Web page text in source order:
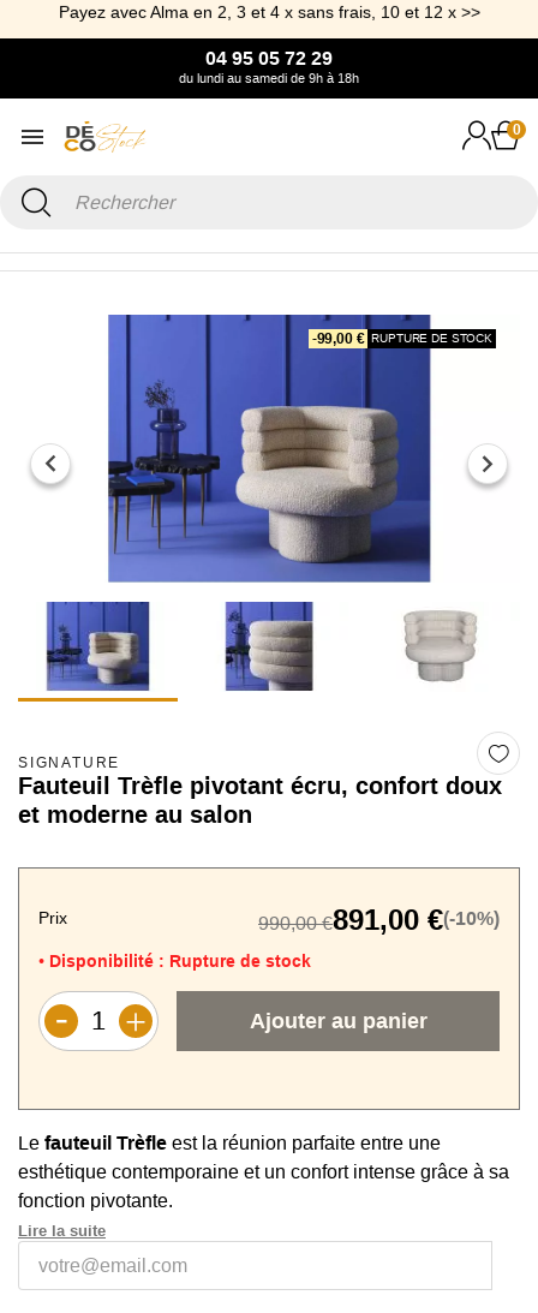
Payez avec Alma en 2, 3 et 4 x sans frais, 10 et 12 x >>
04 95 05 72 29
du lundi au samedi de 9h à 18h
0
-99,00 € RUPTURE DE STOCK
SIGNATURE
Fauteuil Trèfle pivotant écru, confort doux
et moderne au salon
Prix 990,00 €891,00 €(-10%)
• Disponibilité : Rupture de stock
Ajouter au panier
Le fauteuil Trèfle est la réunion parfaite entre une
esthétique contemporaine et un confort intense grâce à sa
fonction pivotante.
•Design contemporain :pied en forme de trèfle, dossier
incurvé matelassé en boudoirs cylindriques, tissu écru
Lire la suite